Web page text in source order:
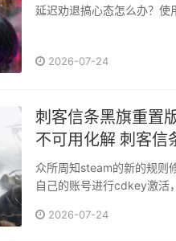
延迟劝退搞心态怎么办？使
2026-07-24
刺客信条黑旗重置
不可用化解 刺客信
众所周知steam的新的规则修改了关于cdkey
自己的账号进行cdkey激活
时候会出现不可用的情况 这里提供两种办法去解决上述问题，第一种就是自己修改steam的
2026-07-24